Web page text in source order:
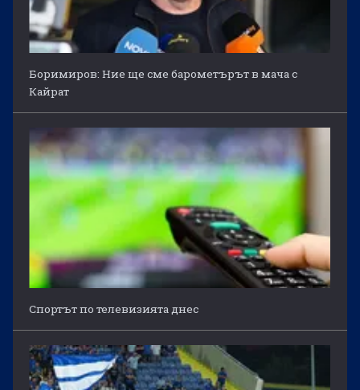
Боримиров: Ние ще сме барометърът в мача с
Кайрат
Спортът по телевизията днес